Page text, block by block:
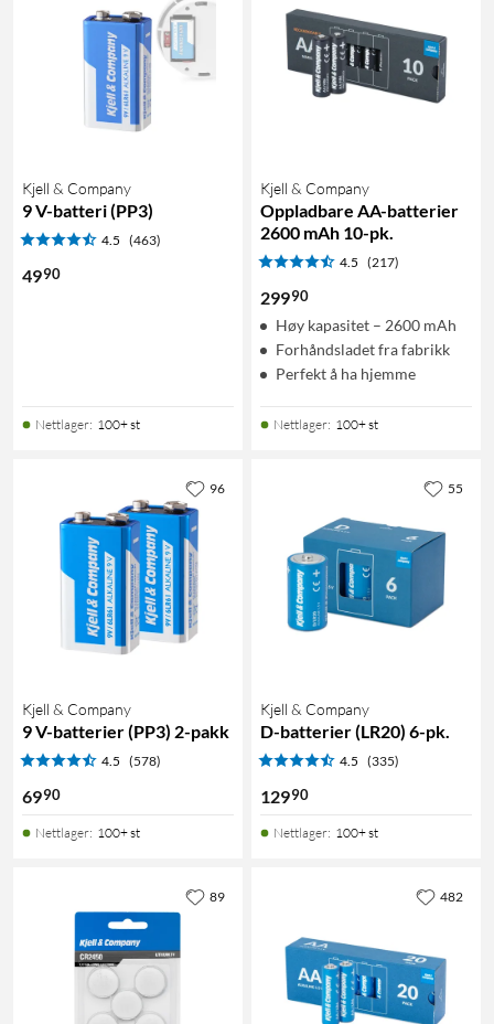
Kjell & Company
9 V-batteri (PP3)
4.5 (463)
4990
Nettlager: 100+ st
Kjell & Company
Oppladbare AA-batterier
2600 mAh 10-pk.
4.5 (217)
29990
Høy kapasitet – 2600 mAh
Forhåndsladet fra fabrikk
Perfekt å ha hjemme
Nettlager: 100+ st
Kjell & Company
9 V-batterier (PP3) 2-pakk
4.5 (578)
6990
Nettlager: 100+ st
96
Kjell & Company
D-batterier (LR20) 6-pk.
4.5 (335)
12990
Nettlager: 100+ st
55
89 482